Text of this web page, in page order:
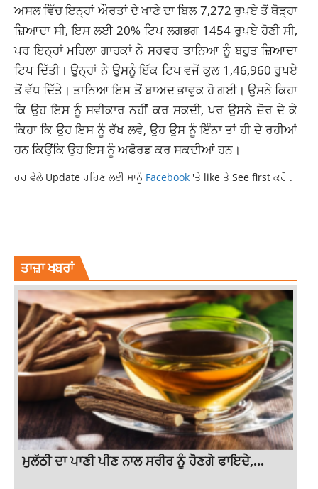
ਅਸਲ ਵਿੱਚ ਇਨ੍ਹਾਂ ਔਰਤਾਂ ਦੇ ਖਾਣੇ ਦਾ ਬਿਲ 7,272 ਰੁਪਏ ਤੋਂ ਥੋੜ੍ਹਾ
ਜ਼ਿਆਦਾ ਸੀ, ਇਸ ਲਈ 20% ਟਿਪ ਲਗਭਗ 1454 ਰੁਪਏ ਹੋਣੀ ਸੀ,
ਪਰ ਇਨ੍ਹਾਂ ਮਹਿਲਾ ਗਾਹਕਾਂ ਨੇ ਸਰਵਰ ਤਾਨਿਆ ਨੂੰ ਬਹੁਤ ਜ਼ਿਆਦਾ
ਟਿਪ ਦਿੱਤੀ। ਉਨ੍ਹਾਂ ਨੇ ਉਸਨੂੰ ਇੱਕ ਟਿਪ ਵਜੋਂ ਕੁਲ 1,46,960 ਰੁਪਏ
ਤੋਂ ਵੱਧ ਦਿੱਤੇ। ਤਾਨਿਆ ਇਸ ਤੋਂ ਬਾਅਦ ਭਾਵੁਕ ਹੋ ਗਈ। ਉਸਨੇ ਕਿਹਾ
ਕਿ ਉਹ ਇਸ ਨੂੰ ਸਵੀਕਾਰ ਨਹੀਂ ਕਰ ਸਕਦੀ, ਪਰ ਉਸਨੇ ਜ਼ੋਰ ਦੇ ਕੇ
ਕਿਹਾ ਕਿ ਉਹ ਇਸ ਨੂੰ ਰੱਖ ਲਵੇ, ਉਹ ਉਸ ਨੂੰ ਇੰਨਾ ਤਾਂ ਹੀ ਦੇ ਰਹੀਆਂ
ਹਨ ਕਿਉਂਕਿ ਉਹ ਇਸ ਨੂੰ ਅਫੋਰਡ ਕਰ ਸਕਦੀਆਂ ਹਨ।
ਹਰ ਵੇਲੇ Update ਰਹਿਣ ਲਈ ਸਾਨੂੰ Facebook 'ਤੇ like ਤੇ See first ਕਰੋ .
ਤਾਜ਼ਾ ਖਬਰਾਂ
ਮੁਲੱਠੀ ਦਾ ਪਾਣੀ ਪੀਣ ਨਾਲ ਸਰੀਰ ਨੂੰ ਹੋਣਗੇ ਫਾਇਦੇ,...